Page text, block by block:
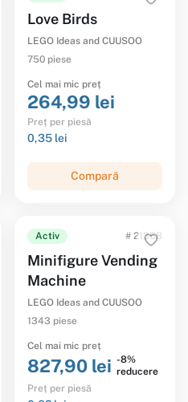
Love Birds
LEGO Ideas and CUUSOO
750 piese
Cel mai mic preț
264,99 lei
Preț per piesă
0,35 lei
Compară
Activ # 21358
Minifigure Vending
Machine
LEGO Ideas and CUUSOO
1343 piese
Cel mai mic preț
827,90 lei -8%
reducere
Preț per piesă